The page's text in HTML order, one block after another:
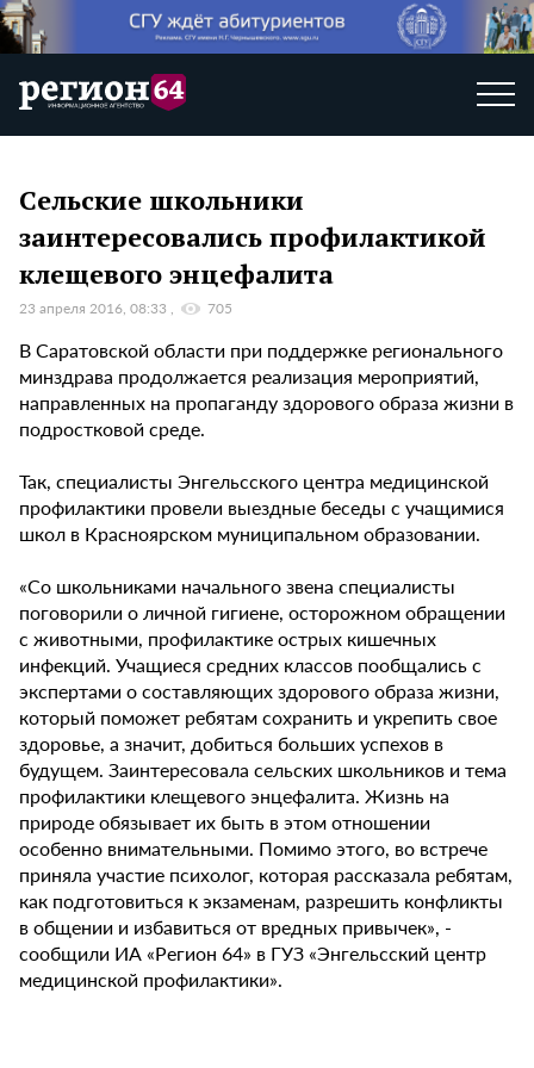
Сельские школьники
заинтересовались профилактикой
клещевого энцефалита
23 апреля 2016, 08:33 705
В Саратовской области при поддержке регионального
минздрава продолжается реализация мероприятий,
направленных на пропаганду здорового образа жизни в
подростковой среде.
Так, специалисты Энгельсского центра медицинской
профилактики провели выездные беседы с учащимися
школ в Красноярском муниципальном образовании.
«Со школьниками начального звена специалисты
поговорили о личной гигиене, осторожном обращении
с животными, профилактике острых кишечных
инфекций. Учащиеся средних классов пообщались с
экспертами о составляющих здорового образа жизни,
который поможет ребятам сохранить и укрепить свое
здоровье, а значит, добиться больших успехов в
будущем. Заинтересовала сельских школьников и тема
профилактики клещевого энцефалита. Жизнь на
природе обязывает их быть в этом отношении
особенно внимательными. Помимо этого, во встрече
приняла участие психолог, которая рассказала ребятам,
как подготовиться к экзаменам, разрешить конфликты
в общении и избавиться от вредных привычек», -
сообщили ИА «Регион 64» в ГУЗ «Энгельсский центр
медицинской профилактики».